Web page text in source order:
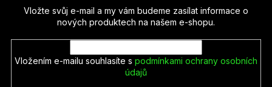
Vložte svůj e-mail a my vám budeme zasílat informace o
nových produktech na našem e-shopu.
Vložením e-mailu souhlasíte s podmínkami ochrany osobních
údajů